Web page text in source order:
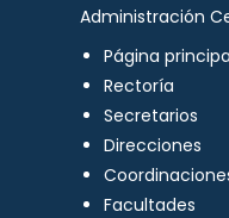
Administración
Página
Rectoría
Secretarios
Direcciones
Facultades